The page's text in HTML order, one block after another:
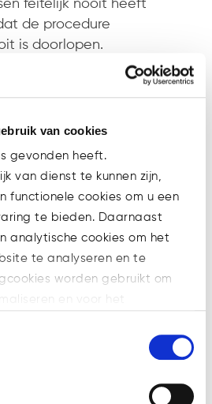
van cookies
gevonden heeft.
van dienst te kunnen zijn,
functionele cookies om u een
te bieden. Daarnaast
analytische cookies om het
te analyseren en te
worden gebruikt om
ziet u in de cookiebalk
informatie willen over onze
feitelijk nooit heeft
de procedure
is doorlopen.
heeft de
e-mail, waarin
opgenomen van een
Daarbij zou
aanwezig zijn
de rechtbank vindt
om aan te nemen
daadwerkelijk
afspraak aanwezig